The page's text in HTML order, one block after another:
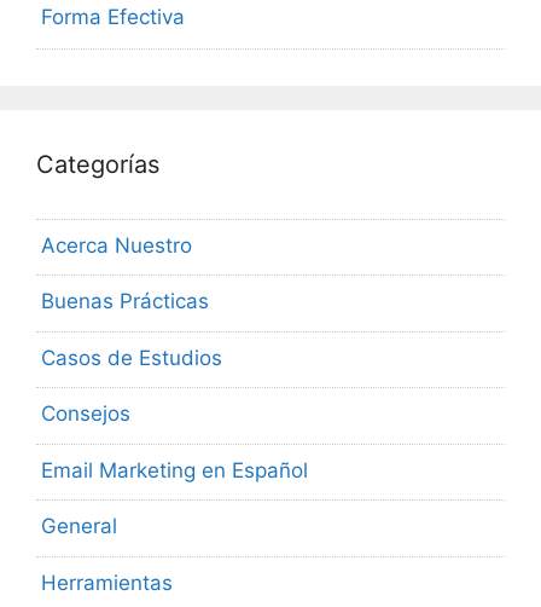
Forma Efectiva
Categorías
Acerca Nuestro
Buenas Prácticas
Casos de Estudios
Consejos
Email Marketing en Español
General
Herramientas